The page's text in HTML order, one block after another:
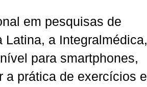
em pesquisas de
a Integralmédica,
para smartphones,
a prática de exercícios e